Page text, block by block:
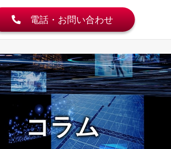
電話・お問い合わせ
コラム